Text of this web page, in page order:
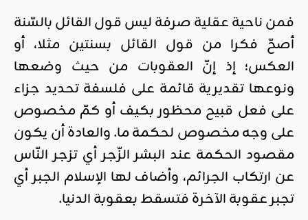
فمن ناحية عقلية صرفة ليس قول القائل بالسّنة
أصحّ فكرا من قول القائل بسنتين مثلا، أو
العكس؛ إذ إنّ العقوبات من حيث وضعها
ونوعها تقديرية قائمة على فلسفة تحديد جزاء
على فعل قبيح محظور بكيف أو كمّ مخصوص
على وجه مخصوص لحكمة ما. والعادة أن يكون
مقصود الحكمة عند البشر الزّجر أي تزجر النّاس
عن ارتكاب الجرائم، وأضاف لها الإسلام الجبر أي
تجبر عقوبة الآخرة فتسقط بعقوبة الدنيا.